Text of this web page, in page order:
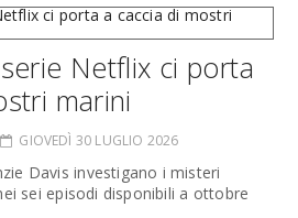
Netflix ci porta
marini
GIOVEDÌ 30 LUGLIO 2026
Davis investigano i misteri
sei episodi disponibili a ottobre